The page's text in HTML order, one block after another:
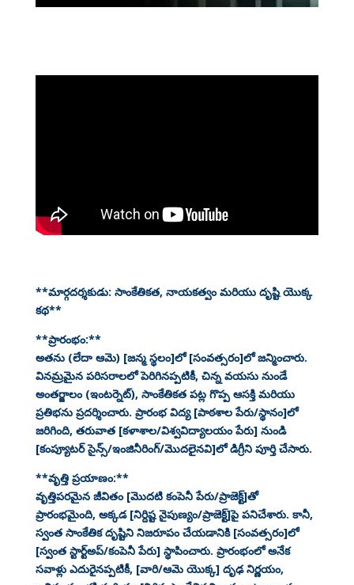
**మార్గదర్శకుడు: సాంకేతికత, నాయకత్వం మరియు దృష్టి యొక్క
కథ**
**ప్రారంభం:**
అతను (లేదా ఆమె) [జన్మ స్థలం]లో [సంవత్సరం]లో జన్మించారు.
వినమ్రమైన పరిసరాలలో పెరిగినప్పటికీ, చిన్న వయసు నుండే
అంతర్జాలం (ఇంటర్నెట్), సాంకేతికత పట్ల గొప్ప ఆసక్తి మరియు
ప్రతిభను ప్రదర్శించారు. ప్రారంభ విద్య [పాఠశాల పేరు/స్థానం]లో
జరిగింది, తరువాత [కళాశాల/విశ్వవిద్యాలయం పేరు] నుండి
[కంప్యూటర్ సైన్స్/ఇంజినీరింగ్/మొదలైనవి]లో డిగ్రీని పూర్తి చేసారు.
**వృత్తి ప్రయాణం:**
వృత్తిపరమైన జీవితం [మొదటి కంపెనీ పేరు/ప్రాజెక్ట్]తో
ప్రారంభమైంది, అక్కడ [నిర్దిష్ట నైపుణ్యం/ప్రాజెక్ట్]పై పనిచేశారు. కానీ,
స్వంత సాంకేతిక దృష్టిని నిజరూపం చేయడానికి [సంవత్సరం]లో
[స్వంత స్టార్ట్అప్/కంపెనీ పేరు] స్థాపించారు. ప్రారంభంలో అనేక
సవాళ్లు ఎదురైనప్పటికీ, [వారి/ఆమె యొక్క] దృఢ నిర్ణయం,